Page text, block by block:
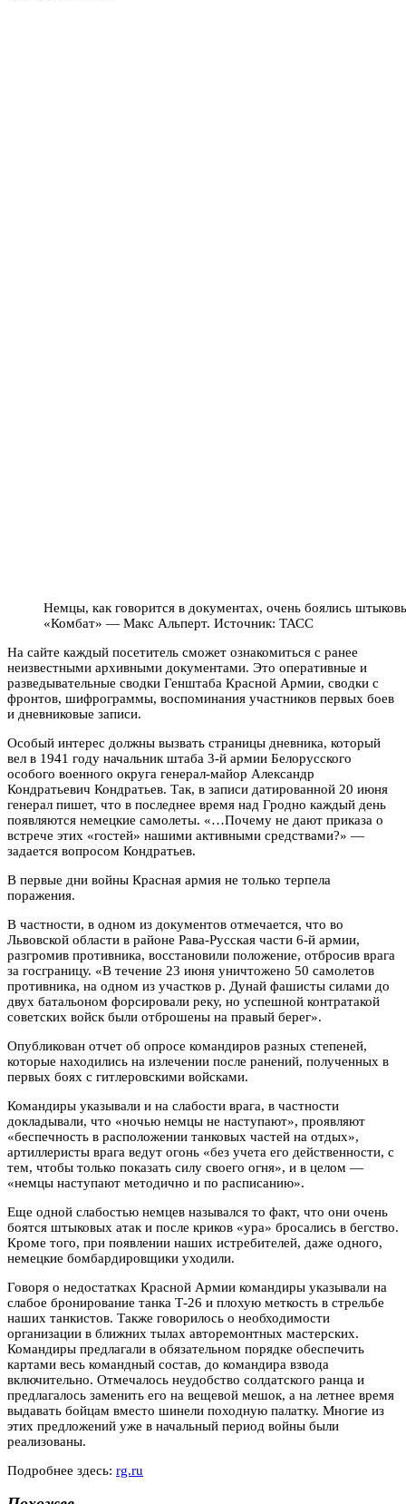
Немцы, как говорится в документах, очень боялись
«Комбат» — Макс Альперт. Источник: ТАСС
На сайте каждый посетитель сможет ознакомиться с ранее
неизвестными архивными документами. Это оперативные и
разведывательные сводки Генштаба Красной Армии, сводки с
фронтов, шифрограммы, воспоминания участников первых боев
и дневниковые записи.
Особый интерес должны вызвать страницы дневника, который
вел в 1941 году начальник штаба 3-й армии Белорусского
особого военного округа генерал-майор Александр
Кондратьевич Кондратьев. Так, в записи датированной 20 июня
генерал пишет, что в последнее время над Гродно каждый день
появляются немецкие самолеты. «…Почему не дают приказа о
встрече этих «гостей» нашими активными средствами?» —
задается вопросом Кондратьев.
В первые дни войны Красная армия не только терпела
поражения.
В частности, в одном из документов отмечается, что во
Львовской области в районе Рава-Русская части 6-й армии,
разгромив противника, восстановили положение, отбросив врага
за госграницу. «В течение 23 июня уничтожено 50 самолетов
противника, на одном из участков р. Дунай фашисты силами до
двух батальоном форсировали реку, но успешной контратакой
советских войск были отброшены на правый берег».
Опубликован отчет об опросе командиров разных степеней,
которые находились на излечении после ранений, полученных в
первых боях с гитлеровскими войсками.
Командиры указывали и на слабости врага, в частности
докладывали, что «ночью немцы не наступают», проявляют
«беспечность в расположении танковых частей на отдых»,
артиллеристы врага ведут огонь «без учета его действенности, с
тем, чтобы только показать силу своего огня», и в целом —
«немцы наступают методично и по расписанию».
Еще одной слабостью немцев назывался то факт, что они очень
боятся штыковых атак и после криков «ура» бросались в бегство.
Кроме того, при появлении наших истребителей, даже одного,
немецкие бомбардировщики уходили.
Говоря о недостатках Красной Армии командиры указывали на
слабое бронирование танка Т-26 и плохую меткость в стрельбе
наших танкистов. Также говорилось о необходимости
организации в ближних тылах авторемонтных мастерских.
Командиры предлагали в обязательном порядке обеспечить
картами весь командный состав, до командира взвода
включительно. Отмечалось неудобство солдатского ранца и
предлагалось заменить его на вещевой мешок, а на летнее время
выдавать бойцам вместо шинели походную палатку. Многие из
этих предложений уже в начальный период войны были
реализованы.
Подробнее здесь: rg.ru